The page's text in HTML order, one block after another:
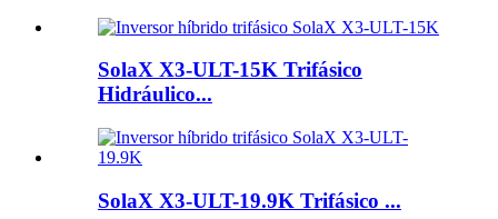
SolaX X3-ULT-15K Trifásico
Hidráulico...
SolaX X3-ULT-19.9K Trifásico ...